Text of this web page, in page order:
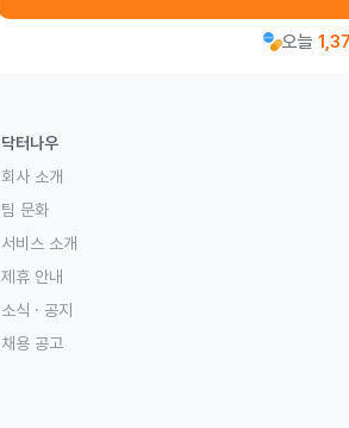
오늘
닥터나우
회사 소개
팀 문화
서비스 소개
제휴 안내
소식 · 공지
채용 공고